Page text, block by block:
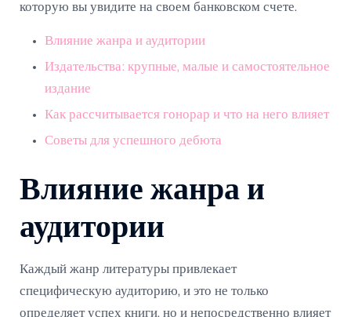
которую вы увидите на своем банковском счете.
Влияние жанра и аудитории
Издательства: крупные, малые и самостоятельное
издание
Как рассчитывается гонорар и что на него влияет
Советы для успешного дебюта
Влияние жанра и
аудитории
Каждый жанр литературы привлекает
специфическую аудиторию, и это не только
определяет успех книги, но и непосредственно влияет